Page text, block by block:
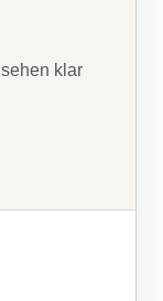
klar